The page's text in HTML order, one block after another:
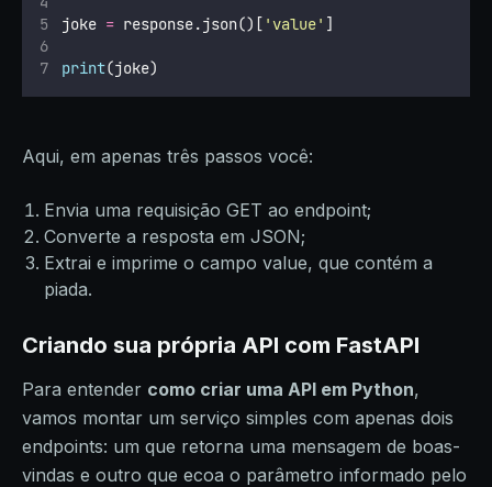
joke = response.json()[ 'value' ]
print(joke)
Aqui, em apenas três passos você:
Envia uma requisição GET ao endpoint;
Converte a resposta em JSON;
Extrai e imprime o campo value, que contém a
piada.
Criando sua própria API com FastAPI
Para entender como criar uma API em Python,
vamos montar um serviço simples com apenas dois
endpoints: um que retorna uma mensagem de boas-
vindas e outro que ecoa o parâmetro informado pelo